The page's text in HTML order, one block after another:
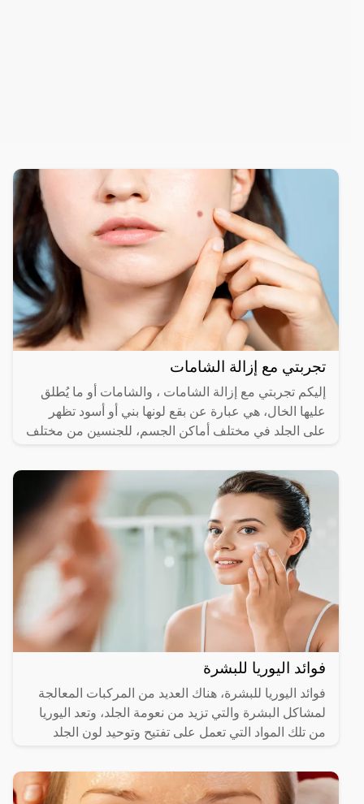
تجربتي مع إزالة الشامات
إليكم تجربتي مع إزالة الشامات ، والشامات أو ما يُطلق
عليها الخال، هي عبارة عن بقع لونها بني أو أسود تظهر
على الجلد في مختلف أماكن الجسم، للجنسين من مختلف
فوائد اليوريا للبشرة
فوائد اليوريا للبشرة، هناك العديد من المركبات المعالجة
لمشاكل البشرة والتي تزيد من نعومة الجلد، وتعد اليوريا
من تلك المواد التي تعمل على تفتيح وتوحيد لون الجلد